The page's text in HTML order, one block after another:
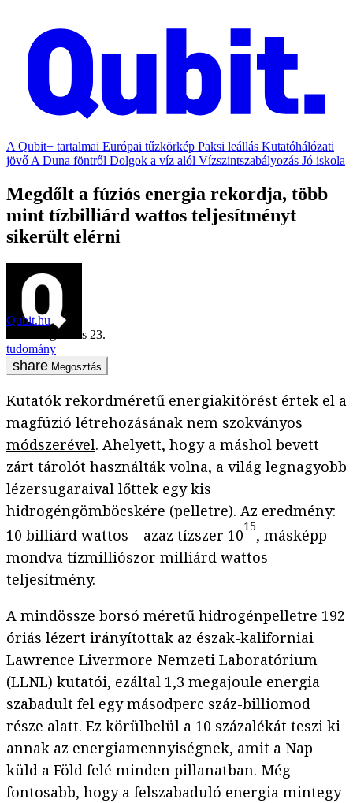
A Qubit+ tartalmai Európai tűzkörkép Paksi leállás Kutatóhálózati
jövő A Duna föntről Dolgok a víz alól Vízszintszabályozás Jó iskola
Megdőlt a fúziós energia rekordja, több
mint tízbilliárd wattos teljesítményt
sikerült elérni
Qubit.hu
2021. augusztus 23.
tudomány
Megosztás
Kutatók rekordméretű energiakitörést értek el a
magfúzió létrehozásának nem szokványos
módszerével. Ahelyett, hogy a máshol bevett
zárt tárolót használták volna, a világ legnagyobb
lézersugaraival lőttek egy kis
hidrogéngömböcskére (pelletre). Az eredmény:
10 billiárd wattos – azaz tízszer 1015, másképp
mondva tízmilliószor milliárd wattos –
teljesítmény.
A mindössze borsó méretű hidrogénpelletre 192
óriás lézert irányítottak az észak-kaliforniai
Lawrence Livermore Nemzeti Laboratórium
(LLNL) kutatói, ezáltal 1,3 megajoule energia
szabadult fel egy másodperc száz-billiomod
része alatt. Ez körülbelül a 10 százalékát teszi ki
annak az energiamennyiségnek, amit a Nap
küld a Föld felé minden pillanatban. Még
fontosabb, hogy a felszabaduló energia mintegy